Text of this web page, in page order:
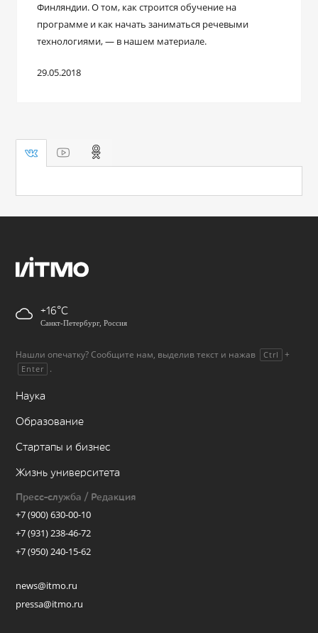
Финляндии. О том, как строится обучение на
программе и как начать заниматься речевыми
технологиями, — в нашем материале.
29.05.2018
+16
Санкт-Петербург, Россия
Нашли опечатку? Сообщите нам, выделив текст и нажав Ctrl +
Enter .
Наука
Образование
Стартапы и бизнес
Жизнь университета
Пресс-служба / Редакция
+7 (900) 630-00-10
+7 (931) 238-46-72
+7 (950) 240-15-62
news@itmo.ru
pressa@itmo.ru